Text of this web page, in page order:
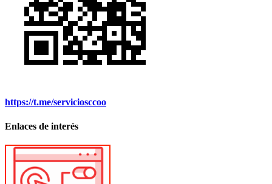
https://t.me/serviciosccoo
Enlaces de interés